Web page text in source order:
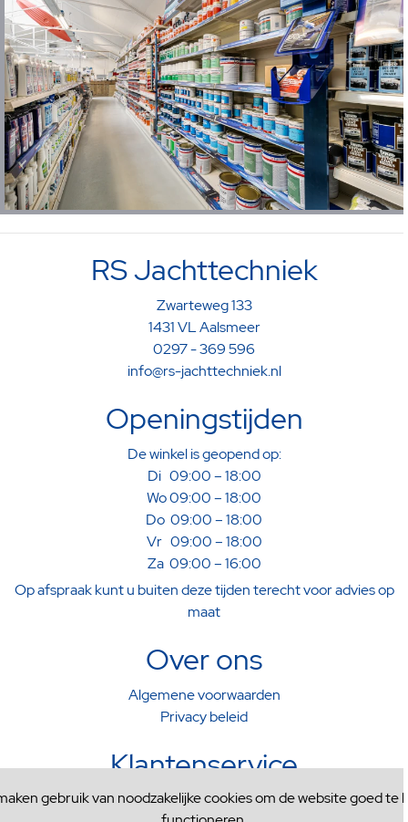
gebruik van noodzakelijke cookies om de website goed te
RS Jachttechniek
Zwarteweg 133
1431 VL Aalsmeer
0297 - 369 596
info@rs-jachttechniek.nl
Openingstijden
De winkel is geopend op:
Di 09:00 – 18:00
Wo 09:00 – 18:00
Do 09:00 – 18:00
Vr 09:00 – 18:00
Za 09:00 – 16:00
Op afspraak kunt u buiten deze tijden terecht voor advies op
maat
Over ons
Algemene voorwaarden
Privacy beleid
Klantenservice
Verzenden & Afhalen